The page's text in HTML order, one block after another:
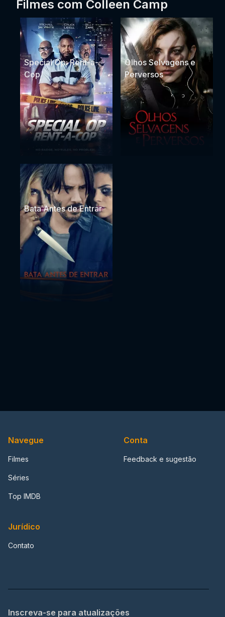
Filmes com Colleen Camp
Special Op: Rent-a-
Cop
Olhos Selvagens e
Perversos
Bata Antes de Entrar
Navegue
Filmes
Séries
Top IMDB
Conta
Feedback e sugestão
Jurídico
Contato
Inscreva-se para atualizações